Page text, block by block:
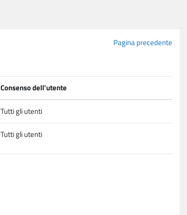
Pagina precedente
Consenso dell'utente
Tutti gli utenti
Tutti gli utenti